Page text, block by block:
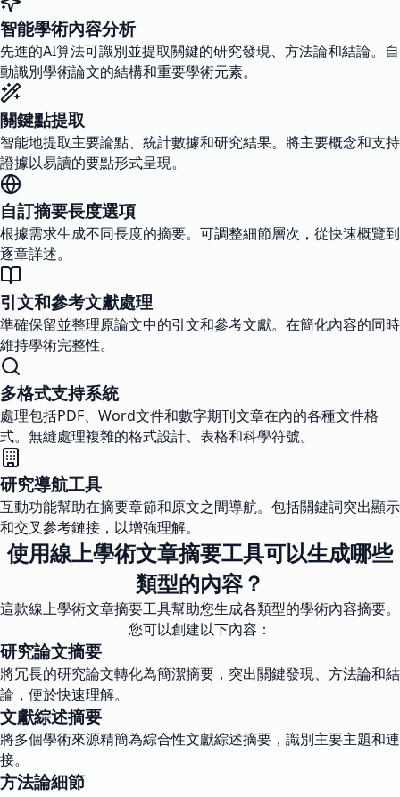
智能學術內容分析
先進的AI算法可識別並提取關鍵的研究發現、方法論和結論。自
動識別學術論文的結構和重要學術元素。
關鍵點提取
智能地提取主要論點、統計數據和研究結果。將主要概念和支持
證據以易讀的要點形式呈現。
自訂摘要長度選項
根據需求生成不同長度的摘要。可調整細節層次，從快速概覽到
逐章詳述。
引文和參考文獻處理
準確保留並整理原論文中的引文和參考文獻。在簡化內容的同時
維持學術完整性。
多格式支持系統
處理包括PDF、Word文件和數字期刊文章在內的各種文件格
式。無縫處理複雜的格式設計、表格和科學符號。
研究導航工具
互動功能幫助在摘要章節和原文之間導航。包括關鍵詞突出顯示
和交叉參考鏈接，以增強理解。
使用線上學術文章摘要工具可以生成哪些
類型的內容？
這款線上學術文章摘要工具幫助您生成各類型的學術內容摘要。
您可以創建以下內容：
研究論文摘要
將冗長的研究論文轉化為簡潔摘要，突出關鍵發現、方法論和結
論，便於快速理解。
文獻綜述摘要
將多個學術來源精簡為綜合性文獻綜述摘要，識別主要主題和連
接。
方法論細節